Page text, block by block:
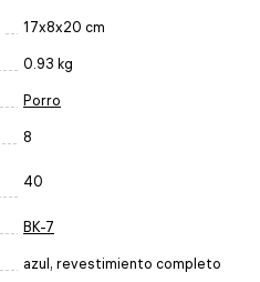
17x8x20 cm
0.93 kg
Porro
8
40
BK-7
azul, revestimiento completo